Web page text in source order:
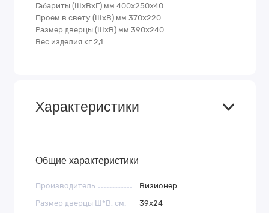
Габариты (ШхВхГ) мм 400х250х40
Проем в свету (ШхВ) мм 370х220
Размер дверцы (ШхВ) мм 390х240
Вес изделия кг 2,1
Характеристики
Общие характеристики
Производитель
Визионер
Размер дверцы Ш*В, см.
39х24